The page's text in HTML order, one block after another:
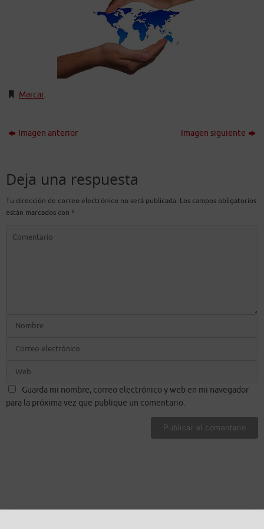
Marcar.
Imagen anterior Imagen siguiente
Deja una respuesta
Tu dirección de correo electrónico no será publicada. Los campos obligatorios
están marcados con *
Guarda mi nombre, correo electrónico y web en mi navegador
para la próxima vez que publique un comentario.